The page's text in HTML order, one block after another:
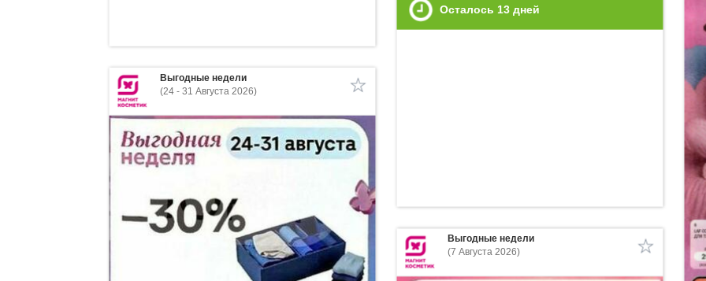
Осталось 13 дней
Выгодные недели
(24 - 31 Августа 2026)
Выгодные недели
(7 Августа 2026)